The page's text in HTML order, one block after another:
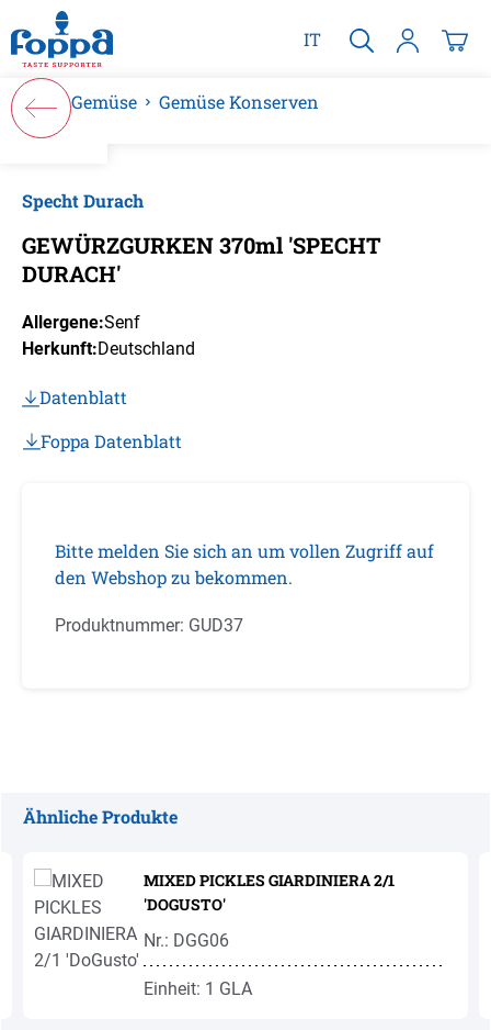
springen
IT
Gemüse Gemüse Konserven
Specht Durach
GEWÜRZGURKEN 370ml 'SPECHT
DURACH'
Allergene:Senf
Herkunft:Deutschland
Datenblatt
Foppa Datenblatt
Bitte melden Sie sich an um vollen Zugriff auf
den Webshop zu bekommen.
Produktnummer: GUD37
Ähnliche Produkte
MIXED PICKLES GIARDINIERA 2/1
'DOGUSTO'
Nr.: DGG06
Einheit: 1 GLA